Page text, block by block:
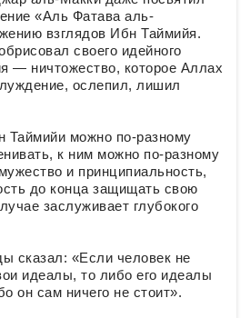
«Аль Фатава аль-
взглядов Ибн Таймийя.
своего идейного
— ничтожество, которое Аллах
ослепил, лишил
Таймийи можно по-разному
к ним можно по-разному
и принципиальность,
до конца защищать свою
заслуживает глубокого
сказал: «Если человек не
идеалы, то либо его идеалы
он сам ничего не стоит».